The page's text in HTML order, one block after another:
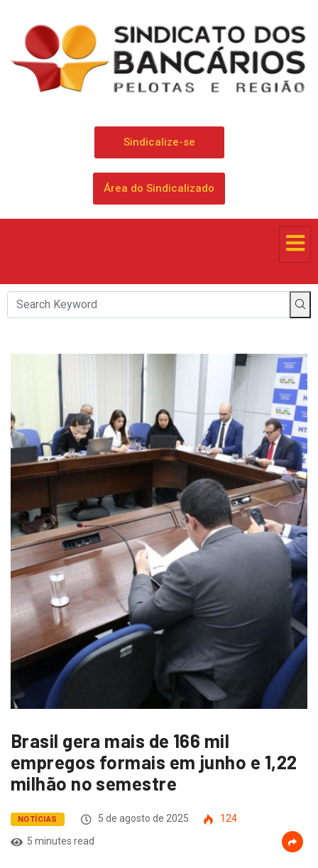
Sindicalize-se
Área do Sindicalizado
Brasil gera mais de 166 mil
empregos formais em junho e 1,22
milhão no semestre
NOTÍCIAS 5 de agosto de 2025
124
5 minutes read